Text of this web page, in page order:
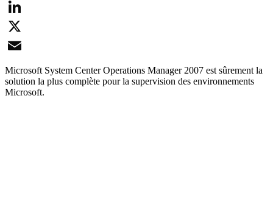
Facebook
LinkedIn
X
Email
Microsoft System Center Operations Manager 2007 est sûrement la
solution la plus complète pour la supervision des environnements
Microsoft.